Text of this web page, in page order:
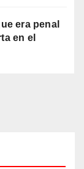
era penal
en el